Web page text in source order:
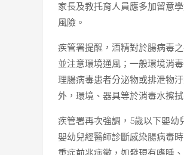
家長及教托育人員應多加留意
風險。
疾管署提醒，酒精對於腸病毒
並注意環境通風；一般環境消
理腸病毒患者分泌物或排泄物
外，環境、器具等於消毒水擦
疾管署再次強調，5歲以下嬰幼
嬰幼兒經醫師診斷感染腸病毒